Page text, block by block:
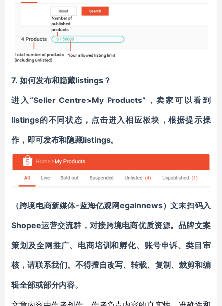
7. 如何发布和隐藏listings ？
进入“Seller Centre>My Products”，卖家可以看到
listings的不同状态，点击进入相应板块，根据提示操
作，即可发布和隐藏listings。
（跨境电商新媒体-蓝海亿观网egainnews）文末扫码入
Shopee运营交流群 ，对接跨境电商优质资源。品牌文案
策划及全网推广、电商培训和孵化、账号申诉、类目审
核，请联系我们。不得擅自改写、转载、 复制、裁剪和编
辑全部或部分内容。